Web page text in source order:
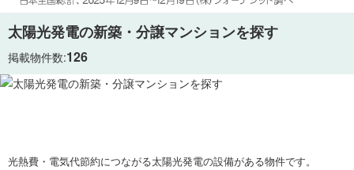
太陽光発電の新築・分譲マンションを探す
掲載物件数:126
光熱費・電気代節約につながる太陽光発電の設備がある物件です。